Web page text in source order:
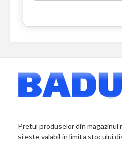
Pretul produselor din
si este valabil in limita stocului